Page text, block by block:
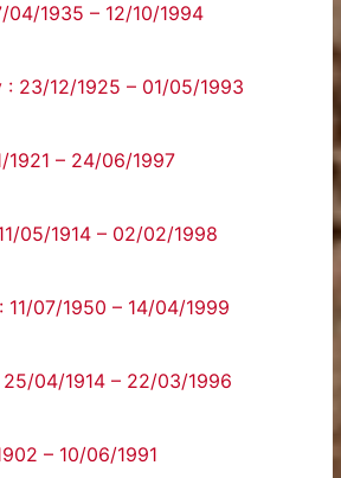
04/1935 – 12/10/1994
: 23/12/1925 – 01/05/1993
1921 – 24/06/1997
05/1914 – 02/02/1998
11/07/1950 – 14/04/1999
04/1914 – 22/03/1996
– 10/06/1991